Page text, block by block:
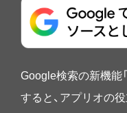
Google検索の新機能
すると、アプリオの